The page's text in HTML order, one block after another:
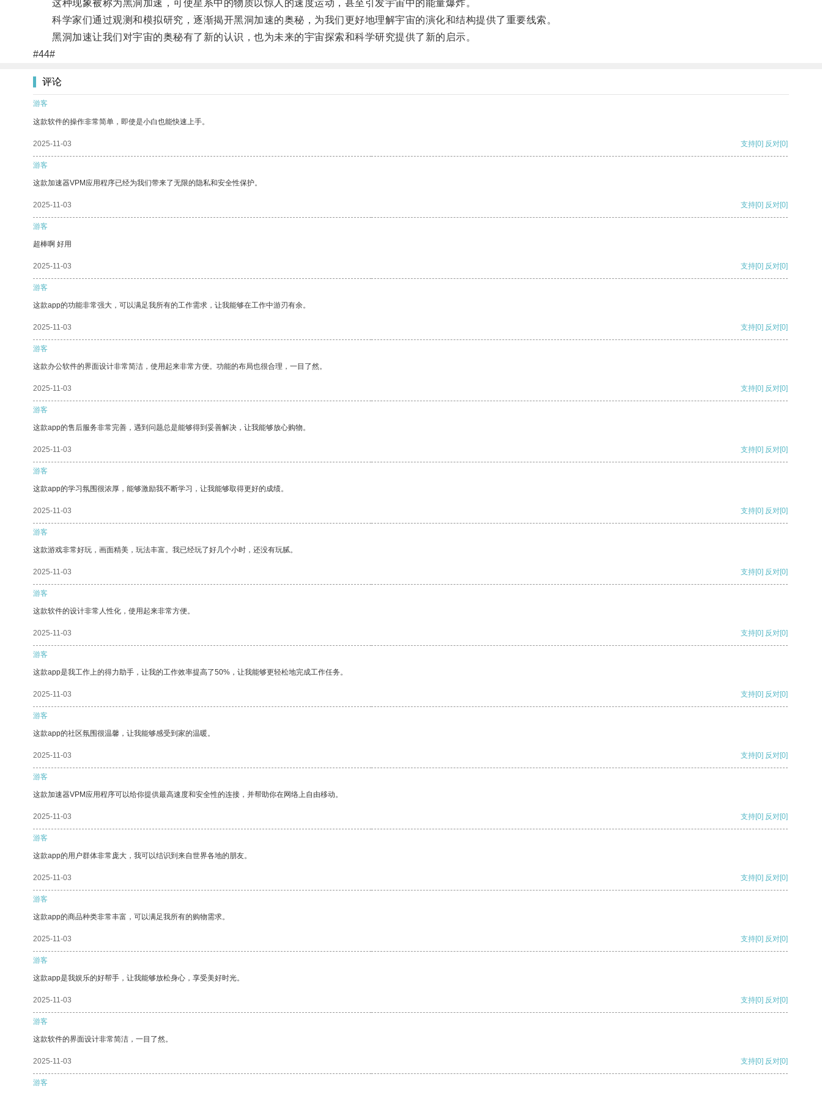
这种现象被称为黑洞加速，可使星系中的物质以惊人的速度运动，甚至引发宇宙中的能量爆炸。
科学家们通过观测和模拟研究，逐渐揭开黑洞加速的奥秘，为我们更好地理解宇宙的演化和结构提供了重要线索。
黑洞加速让我们对宇宙的奥秘有了新的认识，也为未来的宇宙探索和科学研究提供了新的启示。
#44#
评论
游客
这款软件的操作非常简单，即使是小白也能快速上手。
2025-11-03 支持[0] 反对[0]
游客
这款加速器VPM应用程序已经为我们带来了无限的隐私和安全性保护。
2025-11-03 支持[0] 反对[0]
游客
超棒啊 好用
2025-11-03 支持[0] 反对[0]
游客
这款app的功能非常强大，可以满足我所有的工作需求，让我能够在工作中游刃有余。
2025-11-03 支持[0] 反对[0]
游客
这款办公软件的界面设计非常简洁，使用起来非常方便。功能的布局也很合理，一目了然。
2025-11-03 支持[0] 反对[0]
游客
这款app的售后服务非常完善，遇到问题总是能够得到妥善解决，让我能够放心购物。
2025-11-03 支持[0] 反对[0]
游客
这款app的学习氛围很浓厚，能够激励我不断学习，让我能够取得更好的成绩。
2025-11-03 支持[0] 反对[0]
游客
这款游戏非常好玩，画面精美，玩法丰富。我已经玩了好几个小时，还没有玩腻。
2025-11-03 支持[0] 反对[0]
游客
这款软件的设计非常人性化，使用起来非常方便。
2025-11-03 支持[0] 反对[0]
游客
这款app是我工作上的得力助手，让我的工作效率提高了50%，让我能够更轻松地完成工作任务。
2025-11-03 支持[0] 反对[0]
游客
这款app的社区氛围很温馨，让我能够感受到家的温暖。
2025-11-03 支持[0] 反对[0]
游客
这款加速器VPM应用程序可以给你提供最高速度和安全性的连接，并帮助你在网络上自由移动。
2025-11-03 支持[0] 反对[0]
游客
这款app的用户群体非常庞大，我可以结识到来自世界各地的朋友。
2025-11-03 支持[0] 反对[0]
游客
这款app的商品种类非常丰富，可以满足我所有的购物需求。
2025-11-03 支持[0] 反对[0]
游客
这款app是我娱乐的好帮手，让我能够放松身心，享受美好时光。
2025-11-03 支持[0] 反对[0]
游客
这款软件的界面设计非常简洁，一目了然。
2025-11-03 支持[0] 反对[0]
游客